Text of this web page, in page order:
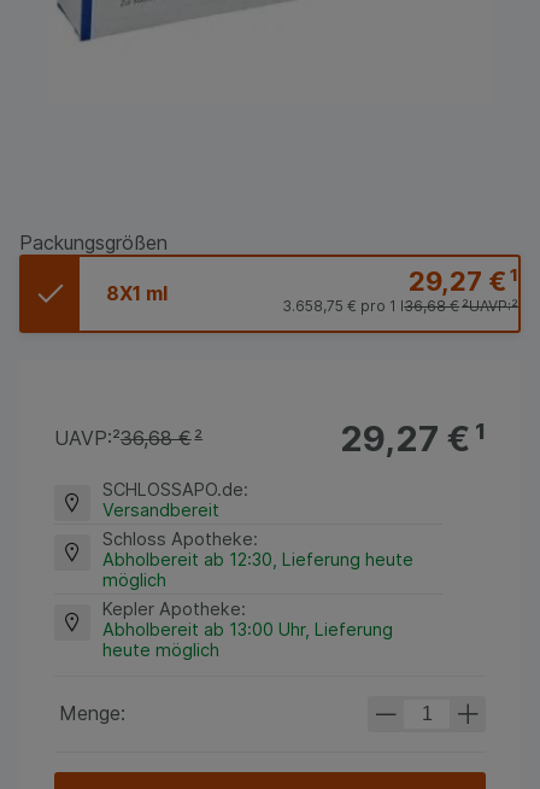
Packungsgrößen
8X1 ml 29,27 €¹
UAVP:²
36,68 €²
3.658,75 € pro 1 l
29,27 €¹
UAVP:²36,68 €²
SCHLOSSAPO.de:
Versandbereit
Schloss Apotheke:
Abholbereit ab 12:30, Lieferung heute
möglich
Kepler Apotheke:
Abholbereit ab 13:00 Uhr, Lieferung
heute möglich
Menge: